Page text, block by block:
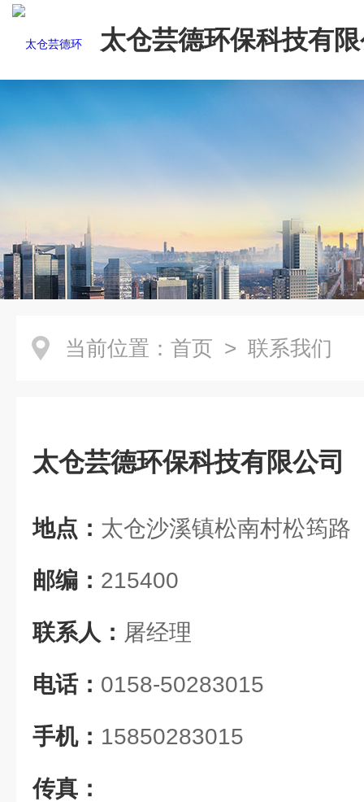
太仓芸德环保科技有
当前位置： 首页 > 联系我们
太仓芸德环保科技有限公司
地点： 太仓沙溪镇松南村松筠路
邮编： 215400
联系人： 屠经理
电话： 0158-50283015
手机： 15850283015
传真：